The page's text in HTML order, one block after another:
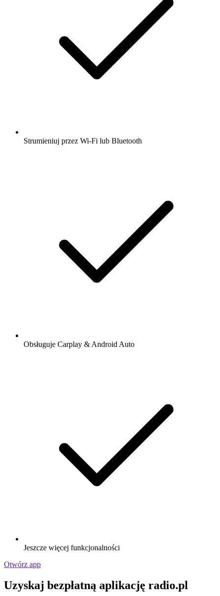
Strumieniuj przez Wi-Fi lub Bluetooth
Obsługuje Carplay & Android Auto
Jeszcze więcej funkcjonalności
Otwórz app
Uzyskaj bezpłatną aplikację radio.pl